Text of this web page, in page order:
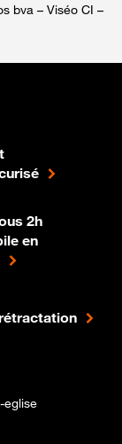
bva – Viséo CI –
2h
en
eglise